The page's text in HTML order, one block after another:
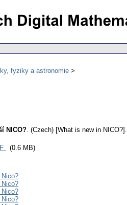
fyziky a astronomie
NICO?. (Czech) [What is new in NICO?].
(0.6 MB)